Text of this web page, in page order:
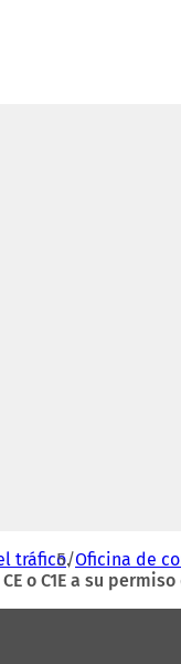
tráfico Oficina de
o C1E a su